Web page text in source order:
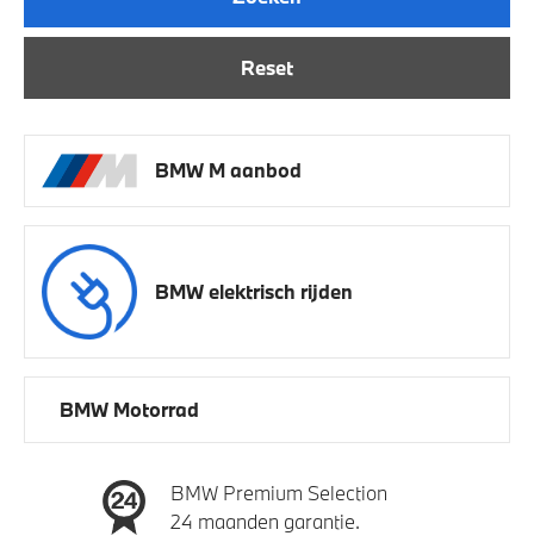
Reset
BMW M aanbod
BMW elektrisch rijden
BMW Motorrad
BMW Premium Selection
24 maanden garantie.